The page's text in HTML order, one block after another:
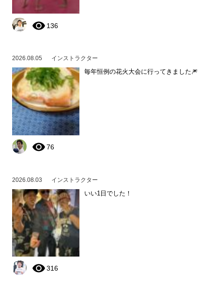
136
2026.08.05 インストラクター
毎年恒例の花火大会に行ってきました🎆
76
2026.08.03 インストラクター
いい1日でした！
316